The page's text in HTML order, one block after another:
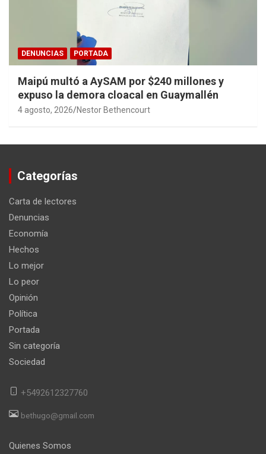
DENUNCIAS PORTADA
Maipú multó a AySAM por $240 millones y
expuso la demora cloacal en Guaymallén
4 agosto, 2026 Nestor Bethencourt
Categorías
Carta de lectores
Denuncias
Economía
Hechos
Lo mejor
Lo peor
Opinión
Política
Portada
Sin categoría
Sociedad
+5492612327760
bethugo@gmail.com
Quienes Somos